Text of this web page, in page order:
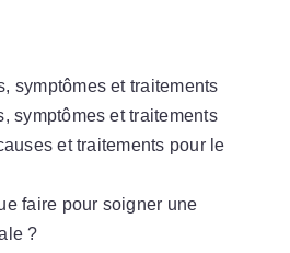
symptômes et traitements
symptômes et traitements
et traitements pour le
faire pour soigner une
?